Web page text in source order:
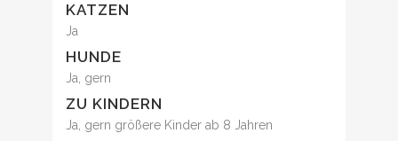
KATZEN
Ja
HUNDE
Ja, gern
ZU KINDERN
Ja, gern größere Kinder ab 8 Jahren